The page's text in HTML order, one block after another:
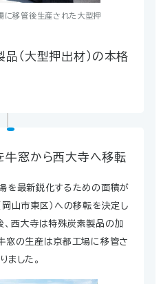
に移管後生産された大型押
（大型押出材）の本格
牛窓から西大寺へ移転
を最新鋭化するための面積が
岡山市東区）への移転を決定し
、西大寺は特殊炭素製品の加
窓の生産は京都工場に移管さ
ました。
錬で世界トップクラスの技術
スのペシネ―社（現・リオ・
ックが推奨されるようになり
社との交流